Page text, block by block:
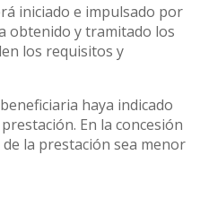
iniciado e impulsado por
obtenido y tramitado los
los requisitos y
haya indicado
En la concesión
la prestación sea menor